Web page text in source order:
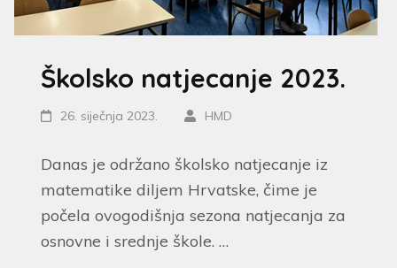
Školsko natjecanje 2023.
26. siječnja 2023. HMD
Danas je održano školsko natjecanje iz
matematike diljem Hrvatske, čime je
počela ovogodišnja sezona natjecanja za
osnovne i srednje škole. …